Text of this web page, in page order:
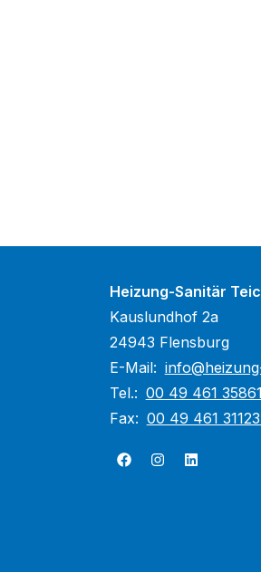
Heizung-Sanitär
Kauslundhof 2a
24943 Flensburg
E-Mail:
Tel.: 00 49 461 35861
Fax: 00 49 461